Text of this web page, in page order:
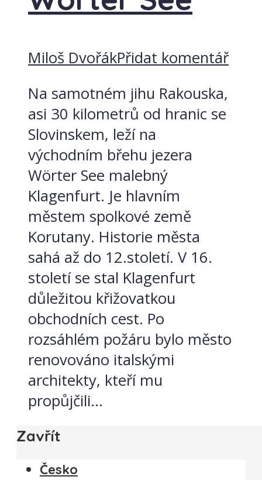
Miloš DvořákPřidat komentář
Na samotném jihu Rakouska,
asi 30 kilometrů od hranic se
Slovinskem, leží na
východním břehu jezera
Wörter See malebný
Klagenfurt. Je hlavním
městem spolkové země
Korutany. Historie města
sahá až do 12.století. V 16.
století se stal Klagenfurt
důležitou křižovatkou
obchodních cest. Po
rozsáhlém požáru bylo město
renovováno italskými
architekty, kteří mu
propůjčili...
Zavřít
Česko